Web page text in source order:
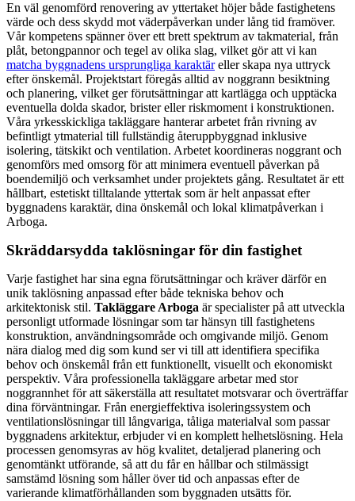
En väl genomförd renovering av yttertaket höjer både fastighetens
värde och dess skydd mot väderpåverkan under lång tid framöver.
Vår kompetens spänner över ett brett spektrum av takmaterial, från
plåt, betongpannor och tegel av olika slag, vilket gör att vi kan
matcha byggnadens ursprungliga karaktäreller skapa nya uttryck
efter önskemål. Projektstart föregås alltid av noggrann besiktning
och planering, vilket ger förutsättningar att kartlägga och upptäcka
eventuella dolda skador, brister eller riskmoment i konstruktionen.
Våra yrkesskickliga takläggare hanterar arbetet från rivning av
befintligt ytmaterial till fullständig återuppbyggnad inklusive
isolering, tätskikt och ventilation. Arbetet koordineras noggrant och
genomförs med omsorg för att minimera eventuell påverkan på
boendemiljö och verksamhet under projektets gång. Resultatet är ett
hållbart, estetiskt tilltalande yttertak som är helt anpassat efter
byggnadens karaktär, dina önskemål och lokal klimatpåverkan i
Arboga.
Skräddarsydda taklösningar för din fastighet
Varje fastighet har sina egna förutsättningar och kräver därför en
unik taklösning anpassad efter både tekniska behov och
arkitektonisk stil. Takläggare Arboga är specialister på att utveckla
personligt utformade lösningar som tar hänsyn till fastighetens
konstruktion, användningsområde och omgivande miljö. Genom
nära dialog med dig som kund ser vi till att identifiera specifika
behov och önskemål från ett funktionellt, visuellt och ekonomiskt
perspektiv. Våra professionella takläggare arbetar med stor
noggrannhet för att säkerställa att resultatet motsvarar och överträffar
dina förväntningar. Från energieffektiva isoleringssystem och
ventilationslösningar till långvariga, tåliga materialval som passar
byggnadens arkitektur, erbjuder vi en komplett helhetslösning. Hela
processen genomsyras av hög kvalitet, detaljerad planering och
genomtänkt utförande, så att du får en hållbar och stilmässigt
samstämd lösning som håller över tid och anpassas efter de
varierande klimatförhållanden som byggnaden utsätts för.